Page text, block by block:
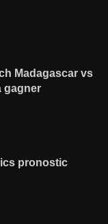
Madagascar vs
gagner
pronostic